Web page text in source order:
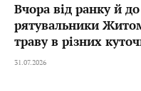
Вчора від ранку й
рятувальники
траву в різних
31.07.2026